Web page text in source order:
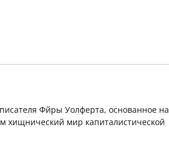
Фйры Уолферта, основанное на
хищнический мир капиталистической